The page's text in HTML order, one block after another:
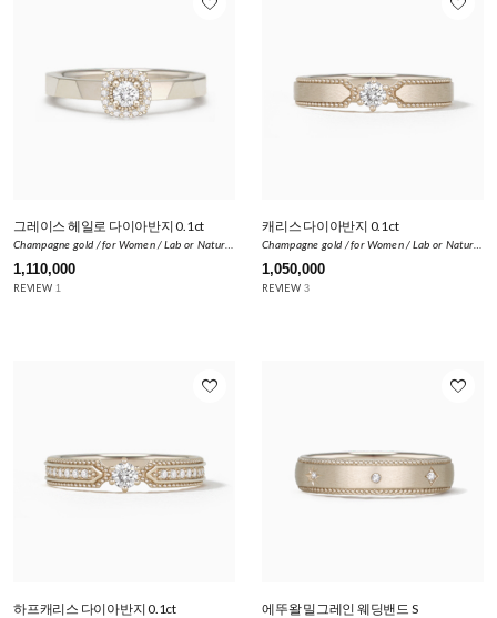
그레이스 헤일로 다이아반지 0.1ct
1,110,000
REVIEW 1
캐리스 다이아반지 0.1ct
1,050,000
REVIEW 3
하프캐리스 다이아반지 0.1ct
favorite_border
에뚜왈 밀그레인 웨딩밴드 S
favorite_border